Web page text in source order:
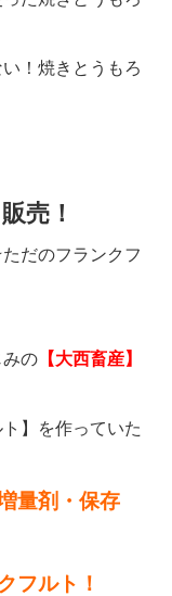
！焼きとうもろ
売！
だのフランクフ
みの 【大西畜産】
】を作っていた
量剤・保存
フルト！